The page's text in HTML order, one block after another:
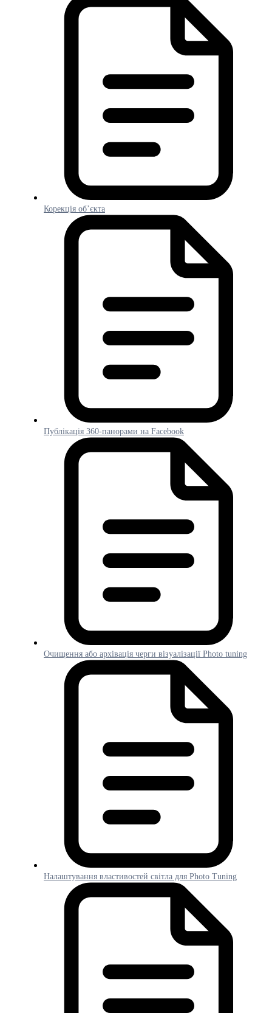
Корекція об’єкта
Публікація 360-панорами на Facebook
Очищення або архівація черги візуалізації Photo tuning
Налаштування властивостей світла для Photo Tuning